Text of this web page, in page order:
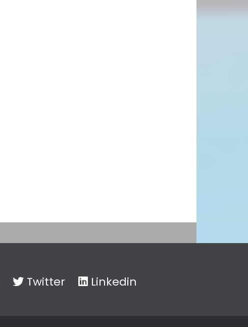
Twitter Linkedin